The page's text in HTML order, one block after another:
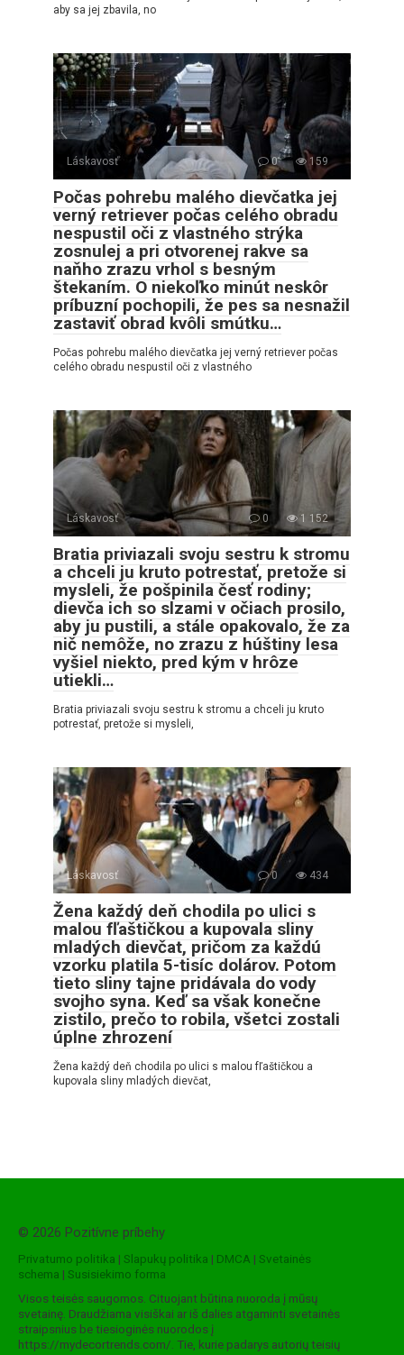
aby sa jej zbavila, no
Láskavosť 0 159
Počas pohrebu malého dievčatka jej
verný retriever počas celého obradu
nespustil oči z vlastného strýka
zosnulej a pri otvorenej rakve sa
naňho zrazu vrhol s besným
štekaním. O niekoľko minút neskôr
príbuzní pochopili, že pes sa nesnažil
zastaviť obrad kvôli smútku…
Počas pohrebu malého dievčatka jej verný retriever počas
celého obradu nespustil oči z vlastného
Láskavosť 0 1 152
Bratia priviazali svoju sestru k stromu
a chceli ju kruto potrestať, pretože si
mysleli, že pošpinila česť rodiny;
dievča ich so slzami v očiach prosilo,
aby ju pustili, a stále opakovalo, že za
nič nemôže, no zrazu z húštiny lesa
vyšiel niekto, pred kým v hrôze
utiekli…
Bratia priviazali svoju sestru k stromu a chceli ju kruto
potrestať, pretože si mysleli,
Láskavosť 0 434
Žena každý deň chodila po ulici s
malou fľaštičkou a kupovala sliny
mladých dievčat, pričom za každú
vzorku platila 5-tisíc dolárov. Potom
tieto sliny tajne pridávala do vody
svojho syna. Keď sa však konečne
zistilo, prečo to robila, všetci zostali
úplne zhrození
Žena každý deň chodila po ulici s malou fľaštičkou a
kupovala sliny mladých dievčat,
© 2026 Pozitívne príbehy
Privatumo politika | Slapukų politika | DMCA | Svetainės
schema | Susisiekimo forma
Visos teisės saugomos. Cituojant būtina nuoroda į mūsų
svetainę. Draudžiama visiškai ar iš dalies atgaminti svetainės
straipsnius be tiesioginės nuorodos į
https://mydecortrends.com/. Tie, kurie padarys autorių teisių